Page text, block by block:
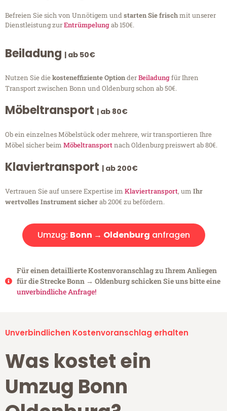
Befreien Sie sich von Unnötigem undstarten Sie frischmit unserer
Dienstleistung zurEntrümpelungab 150€.
Beiladung | ab 50€
Nutzen Sie diekosteneffiziente OptionderBeiladungfür Ihren
Transport zwischen Bonn und Oldenburg schon ab 50€.
Möbeltransport | ab 80€
Ob ein einzelnes Möbelstück oder mehrere, wir transportieren Ihre
Möbel sicher beim Möbeltransportnach Oldenburg preiswert ab 80€.
Klaviertransport | ab 200€
Vertrauen Sie auf unsere Expertise im Klaviertransport, um Ihr
wertvolles Instrument sicherab 200€ zu befördern.
Umzug: Bonn → Oldenburg anfragen
Für einen detaillierte Kostenvoranschlag zu Ihrem Anliegen
für die Strecke Bonn → Oldenburg schicken Sie uns bitte eine
unverbindliche Anfrage!
Unverbindlichen Kostenvoranschlag erhalten
Was kostet ein
Umzug Bonn